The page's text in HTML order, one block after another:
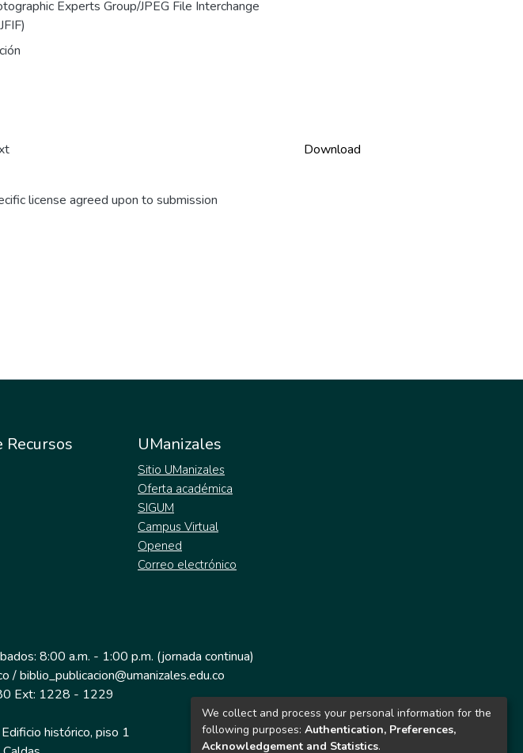
Experts Group/JPEG File Interchange
license agreed upon to submission
Download
Recursos UManizales
Sitio UManizales
Oferta académica
SIGUM
Campus Virtual
Opened
Correo electrónico
8:00 a.m. - 1:00 p.m. (jornada continua)
/ biblio_publicacion@umanizales.edu.co
Ext: 1228 - 1229
histórico, piso 1
We collect and process your personal information for the
following purposes: Authentication, Preferences,
Acknowledgement and Statistics.